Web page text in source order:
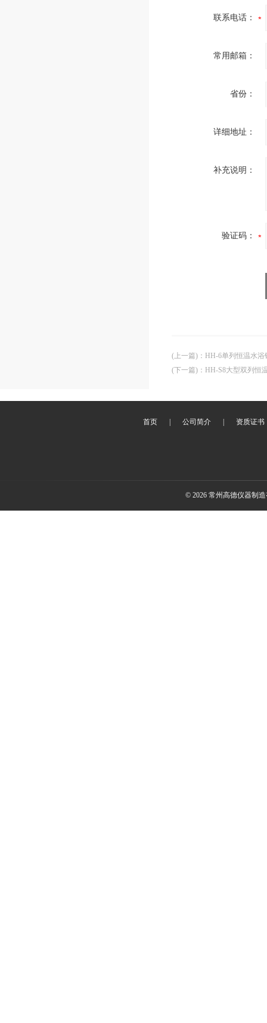
联系电话：
常用邮箱：
省份：
详细地址：
补充说明：
验证码：
(上一篇) ： HH-6单列恒温水浴
(下一篇) ： HH-S8大型双列恒
首页 公司简介 资质证书
© 2026 常州高德仪器制